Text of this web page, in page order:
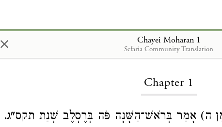
× Chayei Moharan 1
Sefaria Community Translation
Loading...
Chapter 1
ה) אָמַר בְּרֹאשׁ־הַשָּׁנָה פֹּה בְּרֶסְלֶב שְׁנַת תקס"ג.